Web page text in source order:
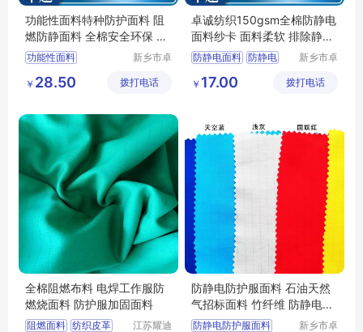
功能性面料特种防护面料 阻
燃防静面料 全棉安全环保 橘
红色丈青色
功能性面料
阻燃防静面料
工作服面料
新乡市卓
织品有限
￥ 28.50 拨打电话
卓诚纺织150gsm全棉防静电
面料纱卡 面料柔软 排除静电
离子危害
防静电面料 防静电
工装面料
新乡市卓
织品有限
￥ 17.00 拨打电话
全棉阻燃布料 电焊工作服防
燃烧面料 防护服加固面料
阻燃面料 纺织皮革
江苏耀迪
防静电防护服面料 石油天然
气招标面料 竹纤维 防静电面
料155克
防静电防护服面料
新乡市卓